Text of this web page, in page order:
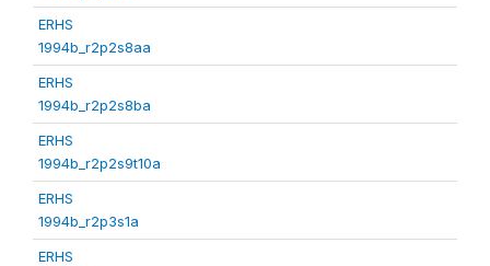
ERHS
1994b_r2p2s8aa
ERHS
1994b_r2p2s8ba
ERHS
1994b_r2p2s9t10a
ERHS
1994b_r2p3s1a
ERHS